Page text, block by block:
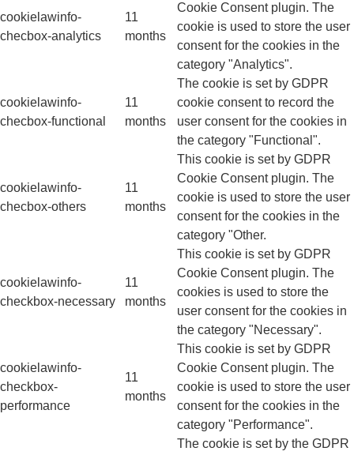
cookielawinfo-
checbox-analytics
11
months
Cookie Consent plugin. The
cookie is used to store the user
consent for the cookies in the
category "Analytics".
cookielawinfo-
checbox-functional
11
months
The cookie is set by GDPR
cookie consent to record the
user consent for the cookies in
the category "Functional".
cookielawinfo-
checbox-others
11
months
This cookie is set by GDPR
Cookie Consent plugin. The
cookie is used to store the user
consent for the cookies in the
category "Other.
cookielawinfo-
checkbox-necessary
11
months
This cookie is set by GDPR
Cookie Consent plugin. The
cookies is used to store the
user consent for the cookies in
the category "Necessary".
cookielawinfo-
checkbox-
performance
11
months
This cookie is set by GDPR
Cookie Consent plugin. The
cookie is used to store the user
consent for the cookies in the
category "Performance".
The cookie is set by the GDPR